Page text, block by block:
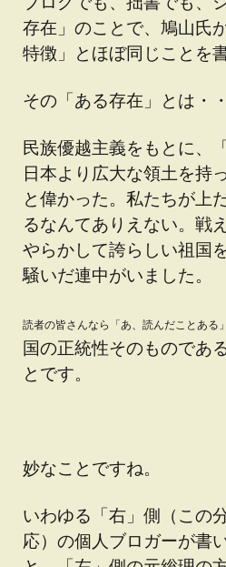
存在」のことで、鳩山氏
特徴」とほぼ同じことを
その「ある存在」とは・
民族優越主義をもとに、
日本より広大な領土を持
と偉かった。私たちが上
るなんてありえない。戦
やらかして誇らしい祖国
騒いだ連中がいました。
読者の皆さんなら「あ、読んだことある
国の正統性そのものであ
とです。
妙なことですね。
いわゆる「右」側（この
応）の個人ブロガーが書